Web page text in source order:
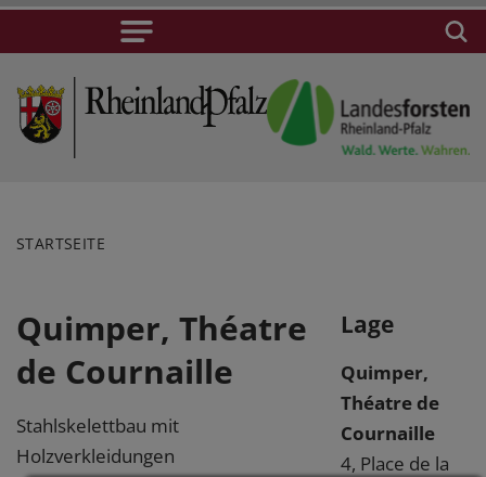
STARTSEITE
Quimper, Théatre
de Cournaille
Stahlskelettbau mit
Holzverkleidungen
Lage
Quimper,
Théatre de
Cournaille
4, Place de la